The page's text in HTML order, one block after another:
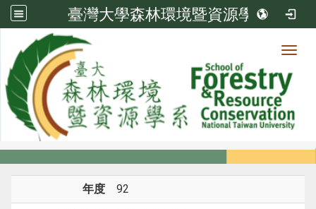
臺灣大學森林環境暨資源學系
系所成員
系所成員
年度 92